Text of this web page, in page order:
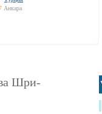
Анкара
Шри-